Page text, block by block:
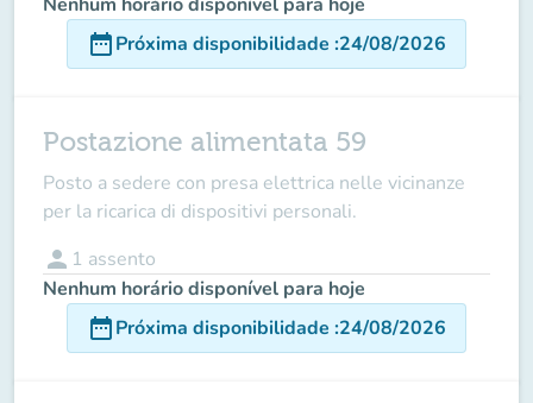
date_rangePróxima disponibilidade :24/08/2026
Postazione alimentata 59
Posto a sedere con presa elettrica nelle vicinanze
per la ricarica di dispositivi personali.
person 1 assento
Nenhum horário disponível para hoje
date_rangePróxima disponibilidade :24/08/2026